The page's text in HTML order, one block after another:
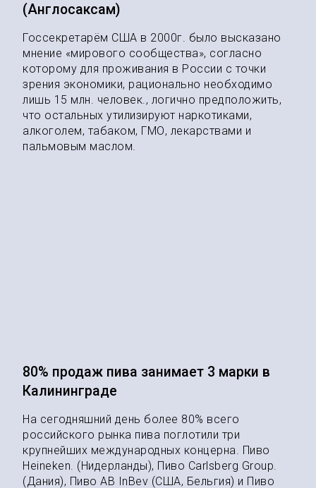
(Англосаксам)
Госсекретарём США в 2000г. было высказано
мнение «мирового сообщества», согласно
которому для проживания в России с точки
зрения экономики, рационально необходимо
лишь 15 млн. человек., логично предположить,
что остальных утилизируют наркотиками,
алкоголем, табаком, ГМО, лекарствами и
пальмовым маслом.
80% продаж пива занимает 3 марки в
Калининграде
На сегодняшний день более 80% всего
российского рынка пива поглотили три
крупнейших международных концерна. Пиво
Heineken. (Нидерланды), Пиво Carlsberg Group.
(Дания), Пиво AB InBev (США, Бельгия) и Пиво